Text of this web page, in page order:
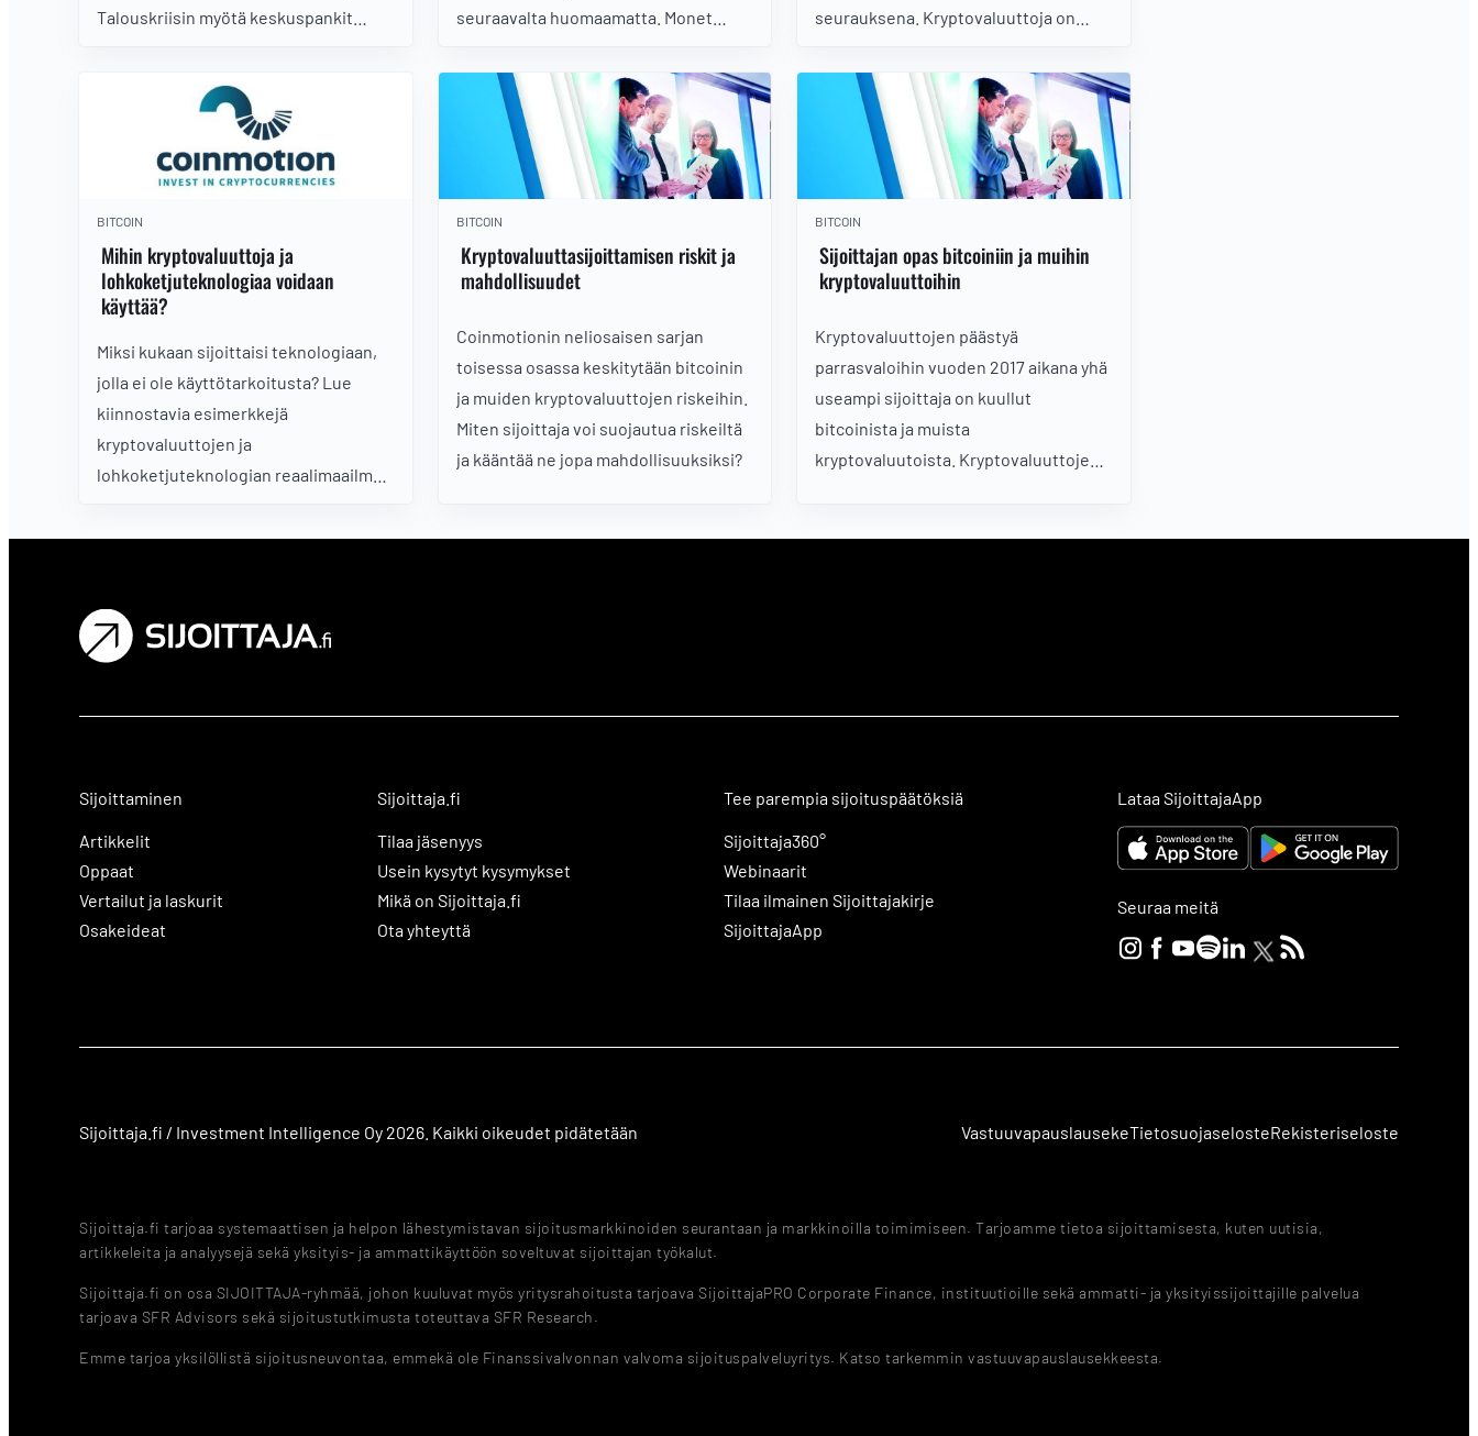
Talouskriisin myötä keskuspankit
ennennäkemättömällä volyymilla.
seuraavalta huomaamatta. Monet
kryptovaluutoista ovat kuitenkin
suurelle yleisölle täysin
tuntemattomia. Lataa maksuton opas!
seurauksena. Kryptovaluuttoja on
on kenenkään vaikea seurata
aktiivisesti. Esittelemme seuraavaksi
kolme, joita pidämme kiinnostavina ja
sijoittajalle potentiaalisina.
BITCOIN
Mihin kryptovaluuttoja ja
lohkoketjuteknologiaa voidaan
käyttää?
Miksi kukaan sijoittaisi teknologiaan,
jolla ei ole käyttötarkoitusta? Lue
kiinnostavia esimerkkejä
kryptovaluuttojen ja
lohkoketjuteknologian reaalimaailman
BITCOIN
Kryptovaluuttasijoittamisen riskit ja
mahdollisuudet
Coinmotionin neliosaisen sarjan
toisessa osassa keskitytään bitcoinin
ja muiden kryptovaluuttojen riskeihin.
Miten sijoittaja voi suojautua riskeiltä
ja kääntää ne jopa mahdollisuuksiksi?
BITCOIN
Sijoittajan opas bitcoiniin ja muihin
kryptovaluuttoihin
Kryptovaluuttojen päästyä
parrasvaloihin vuoden 2017 aikana yhä
useampi sijoittaja on kuullut
bitcoinista ja muista
kryptovaluutoista. Kryptovaluuttojen
Sijoittaminen
Artikkelit
Oppaat
Vertailut ja laskurit
Osakeideat
Sijoittaja.fi
Tilaa jäsenyys
Usein kysytyt kysymykset
Mikä on Sijoittaja.fi
Ota yhteyttä
Tee parempia sijoituspäätöksiä
Sijoittaja360°
Webinaarit
Tilaa ilmainen Sijoittajakirje
SijoittajaApp
Lataa SijoittajaApp
Seuraa meitä
Sijoittaja.fi / Investment Intelligence Oy 2026. Kaikki oikeudet pidätetään VastuuvapauslausekeTietosuojaselosteRekisteriseloste
Sijoittaja.fi tarjoaa systemaattisen ja helpon lähestymistavan sijoitusmarkkinoiden seurantaan ja markkinoilla toimimiseen. Tarjoamme tietoa sijoittamisesta, kuten uutisia,
artikkeleita ja analyysejä sekä yksityis- ja ammattikäyttöön soveltuvat sijoittajan työkalut.
Sijoittaja.fi on osa SIJOITTAJA-ryhmää, johon kuuluvat myös yritysrahoitusta tarjoava SijoittajaPRO Corporate Finance, instituutioille sekä ammatti- ja yksityissijoittajille palvelua
tarjoava SFR Advisors sekä sijoitustutkimusta toteuttava SFR Research.
Emme tarjoa yksilöllistä sijoitusneuvontaa, emmekä ole Finanssivalvonnan valvoma sijoituspalveluyritys. Katso tarkemmin vastuuvapauslausekkeesta.